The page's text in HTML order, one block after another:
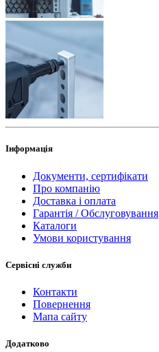
Інформація
Документи, сертифікати
Про компанію
Доставка і оплата
Гарантія / Обслуговування
Каталоги
Умови користування
Сервісні служби
Контакти
Повернення
Мапа сайту
Додатково